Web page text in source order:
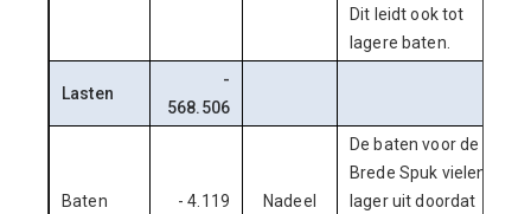
Dit leidt ook tot
lagere baten.
Lasten
-
568.506
Baten - 4.119 Nadeel
De baten voor de
Brede Spuk vielen
lager uit doordat